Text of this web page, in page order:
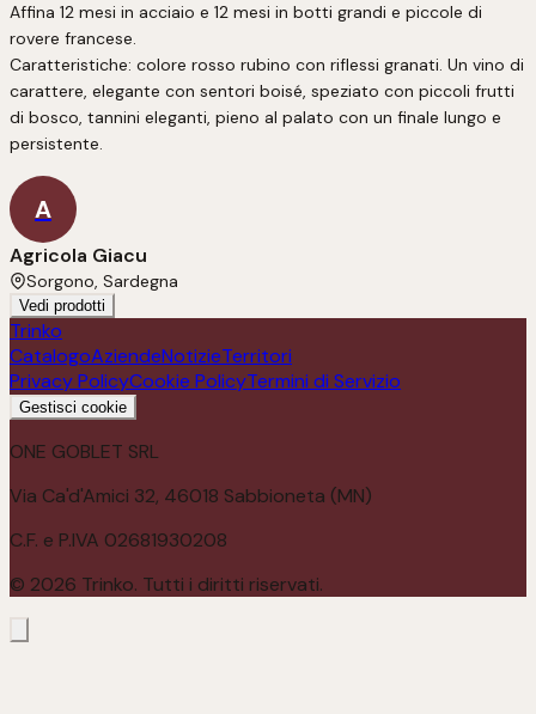
Affina 12 mesi in acciaio e 12 mesi in botti grandi e piccole di
rovere francese.
Caratteristiche: colore rosso rubino con riflessi granati. Un vino di
carattere, elegante con sentori boisé, speziato con piccoli frutti
di bosco, tannini eleganti, pieno al palato con un finale lungo e
persistente.
A
Agricola Giacu
Sorgono, Sardegna
Vedi prodotti
Trinko
CatalogoAziendeNotizieTerritori
Privacy PolicyCookie PolicyTermini di Servizio
Gestisci cookie
ONE GOBLET SRL
Via Ca'd'Amici 32, 46018 Sabbioneta (MN)
C.F. e P.IVA 02681930208
© 2026 Trinko. Tutti i diritti riservati.